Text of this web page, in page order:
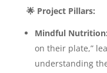
🌟Project Pillars:
Mindful Nutrition:
on their plate,”
understanding